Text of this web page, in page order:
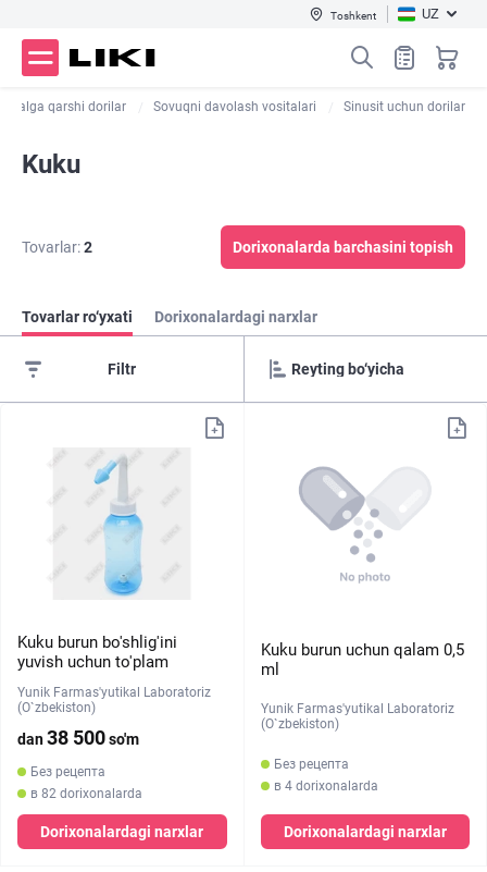
Toshkent UZ
qarshi dorilar Sovuqni davolash vositalari Sinusit uchun dorilar
Kuku
Tovarlar:2 Dorixonalarda barchasini topish
Tovarlar ro‘yxati Dorixonalardagi narxlar
Filtr
Kuku burun bo'shlig'ini
yuvish uchun to'plam
Yunik Farmas'yutikal Laboratoriz
(O`zbekiston)
dan38 500so'm
Без рецепта
в 82 dorixonalarda
Dorixonalardagi narxlar
Kuku burun uchun qalam 0,5
ml
Yunik Farmas'yutikal Laboratoriz
(O`zbekiston)
Без рецепта
в 4 dorixonalarda
Dorixonalardagi narxlar